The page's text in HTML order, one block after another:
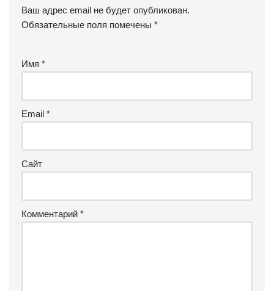
Ваш адрес email не будет опубликован.
Обязательные поля помечены *
Имя *
Email *
Сайт
Комментарий *